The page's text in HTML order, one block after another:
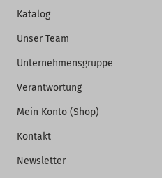
Katalog
Unser Team
Unternehmensgruppe
Verantwortung
Mein Konto (Shop)
Kontakt
Newsletter